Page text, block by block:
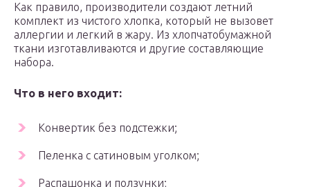
Как правило, производители создают летний
комплект из чистого хлопка, который не вызовет
аллергии и легкий в жару. Из хлопчатобумажной
ткани изготавливаются и другие составляющие
набора.
Что в него входит:
Конвертик без подстежки;
Пеленка с сатиновым уголком;
Распашонка и ползунки;